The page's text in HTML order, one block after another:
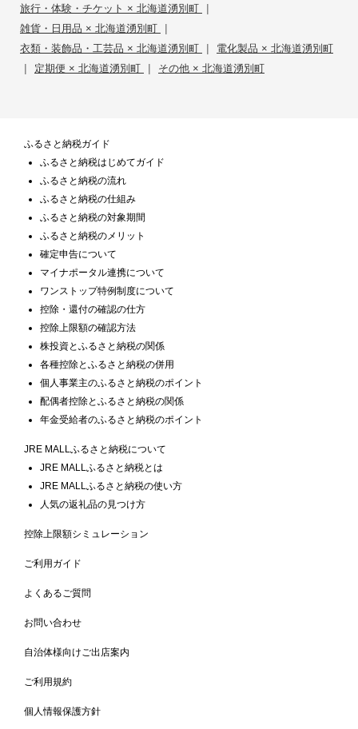
旅行・体験・チケット × 北海道湧別町 |
雑貨・日用品 × 北海道湧別町 |
衣類・装飾品・工芸品 × 北海道湧別町 | 電化製品 × 北海道湧別町
| 定期便 × 北海道湧別町 | その他 × 北海道湧別町
ふるさと納税ガイド
ふるさと納税はじめてガイド
ふるさと納税の流れ
ふるさと納税の仕組み
ふるさと納税の対象期間
ふるさと納税のメリット
確定申告について
マイナポータル連携について
ワンストップ特例制度について
控除・還付の確認の仕方
控除上限額の確認方法
株投資とふるさと納税の関係
各種控除とふるさと納税の併用
個人事業主のふるさと納税のポイント
配偶者控除とふるさと納税の関係
年金受給者のふるさと納税のポイント
JRE MALLふるさと納税について
JRE MALLふるさと納税とは
JRE MALLふるさと納税の使い方
人気の返礼品の見つけ方
控除上限額シミュレーション
ご利用ガイド
よくあるご質問
お問い合わせ
自治体様向けご出店案内
ご利用規約
個人情報保護方針